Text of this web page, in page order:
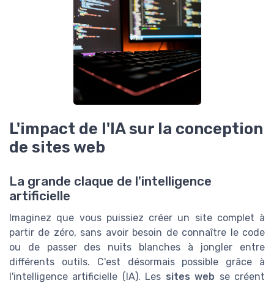
L'impact de l'IA sur la conception
de sites web
La grande claque de l'intelligence
artificielle
Imaginez que vous puissiez créer un site complet à
partir de zéro, sans avoir besoin de connaître le code
ou de passer des nuits blanches à jongler entre
différents outils. C'est désormais possible grâce à
l'intelligence artificielle (IA). Les sites web se créent